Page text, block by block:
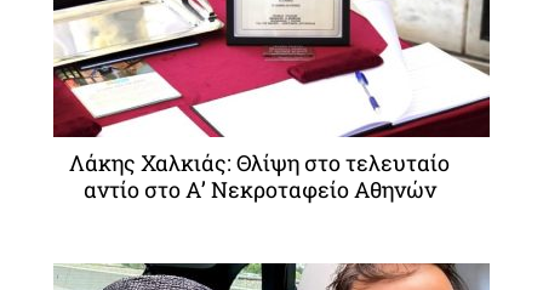
Λάκης Χαλκιάς: Θλίψη στο τελευταίο
αντίο στο Α’ Νεκροταφείο Αθηνών